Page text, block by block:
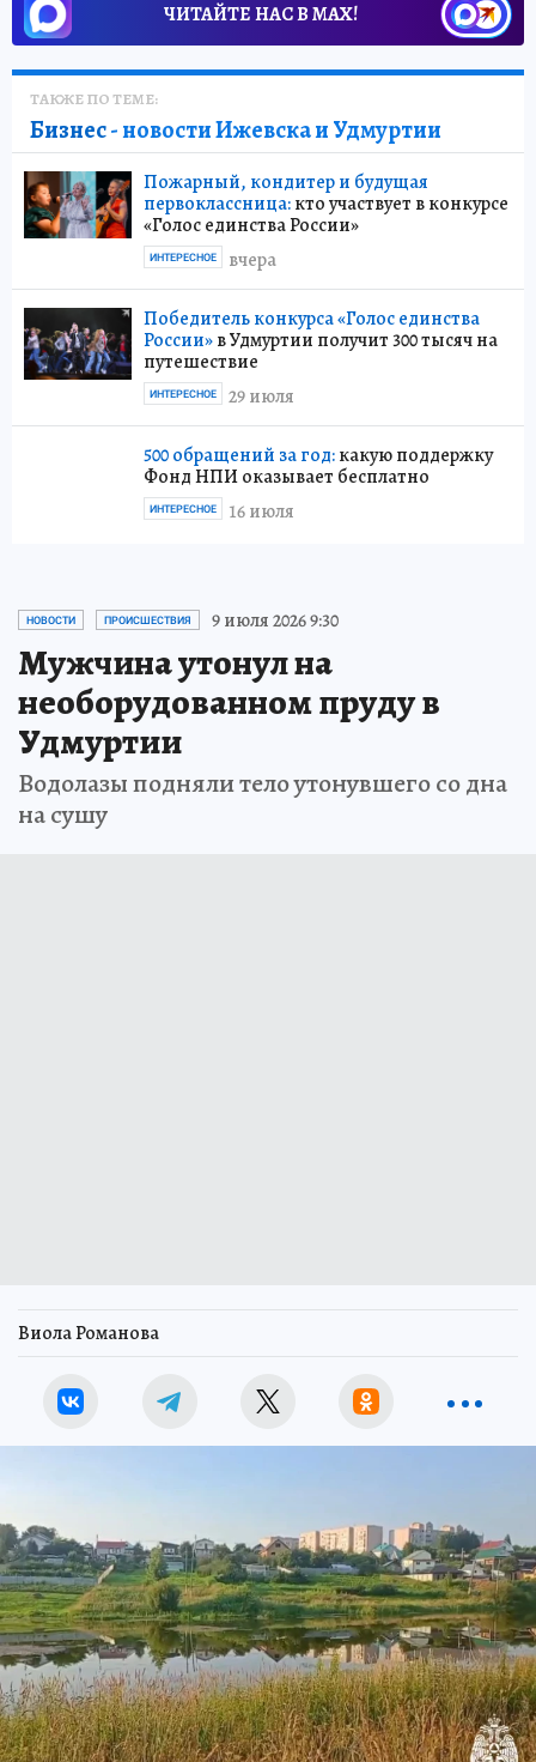
ЧИТАЙТЕ НАС В МАХ!
ТАКЖЕ ПО ТЕМЕ:
Бизнес- новости Ижевска и Удмуртии
Пожарный, кондитер и будущая
первоклассница:кто участвует в конкурсе
«Голос единства России»
вчера
ИНТЕРЕСНОЕ
Победитель конкурса «Голос единства
России»в Удмуртии получит 300 тысяч на
путешествие
29 июля
ИНТЕРЕСНОЕ
500 обращений за год:какую поддержку
Фонд НПИ оказывает бесплатно
16 июля
ИНТЕРЕСНОЕ
НОВОСТИ ПРОИСШЕСТВИЯ 9 июля 2026 9:30
Мужчина утонул на
необорудованном пруду в
Удмуртии
Водолазы подняли тело утонувшего со дна
на сушу
Виола Романова